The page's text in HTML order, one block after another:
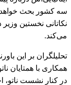
نکاتانی نخستین
می‌کند.
تحلیلگران بر این
همکاری با همتایان
در کنار نشست